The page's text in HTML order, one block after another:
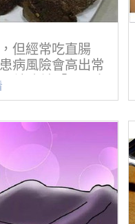
但經常吃直腸
病風險會高出常
這麼被「喂」出